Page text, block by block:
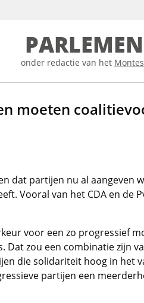
onder redactie van het
moeten
dat partijen nu al aangeven
Vooral van het CDA en de
voor een zo progressief
Dat zou een combinatie zijn
die solidariteit hoog in het
partijen een